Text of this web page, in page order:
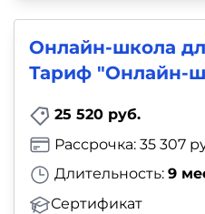
Онлайн-школа
Тариф "Онлайн-
25 520 руб.
Длительность: 9
Сертификат
Рассрочка: 35 307